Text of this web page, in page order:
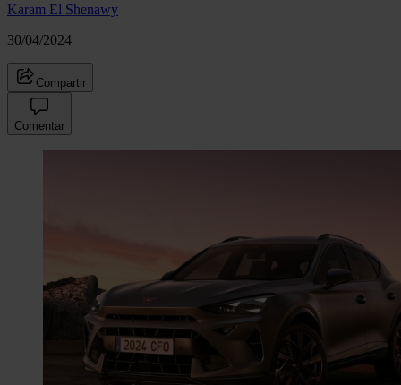
Karam El Shenawy
30/04/2024
Compartir
Comentar